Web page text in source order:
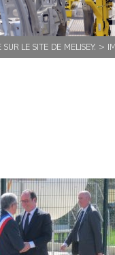
LE SITE DE MELISEY. >